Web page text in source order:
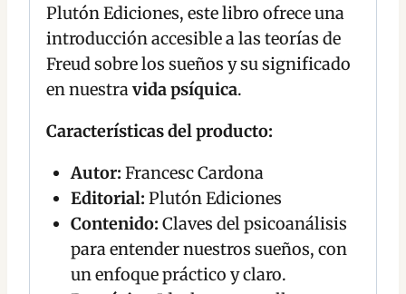
Plutón Ediciones, este libro ofrece una
introducción accesible a las teorías de
Freud sobre los sueños y su significado
en nuestravida psíquica.
Características del producto:
Autor: Francesc Cardona
Editorial: Plutón Ediciones
Contenido: Claves del psicoanálisis
para entender nuestros sueños, con
un enfoque práctico y claro.